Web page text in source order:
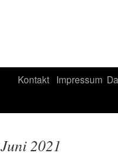
Kontakt Impressum
Juni 2021